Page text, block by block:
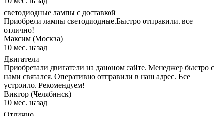
светодиодные лампы с доставкой
Приобрели лампы светодиодные.Быстро отправили. все
отлично!
Максим (Москва)
10 мес. назад
Двигатели
Приобретали двигатели на даноном сайте. Менеджер быстро с
нами связался. Оперативно отправили в наш адрес. Все
устроило. Рекомендуем!
Виктор (Челябинск)
10 мес. назад
Отлично